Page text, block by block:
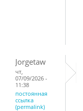
Jorgetaw
чт,
07/09/2026 -
11:38
постоянная
ссылка
(permalink)